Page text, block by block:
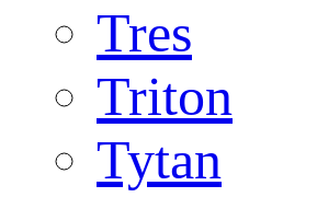
Tres
Triton
Tytan